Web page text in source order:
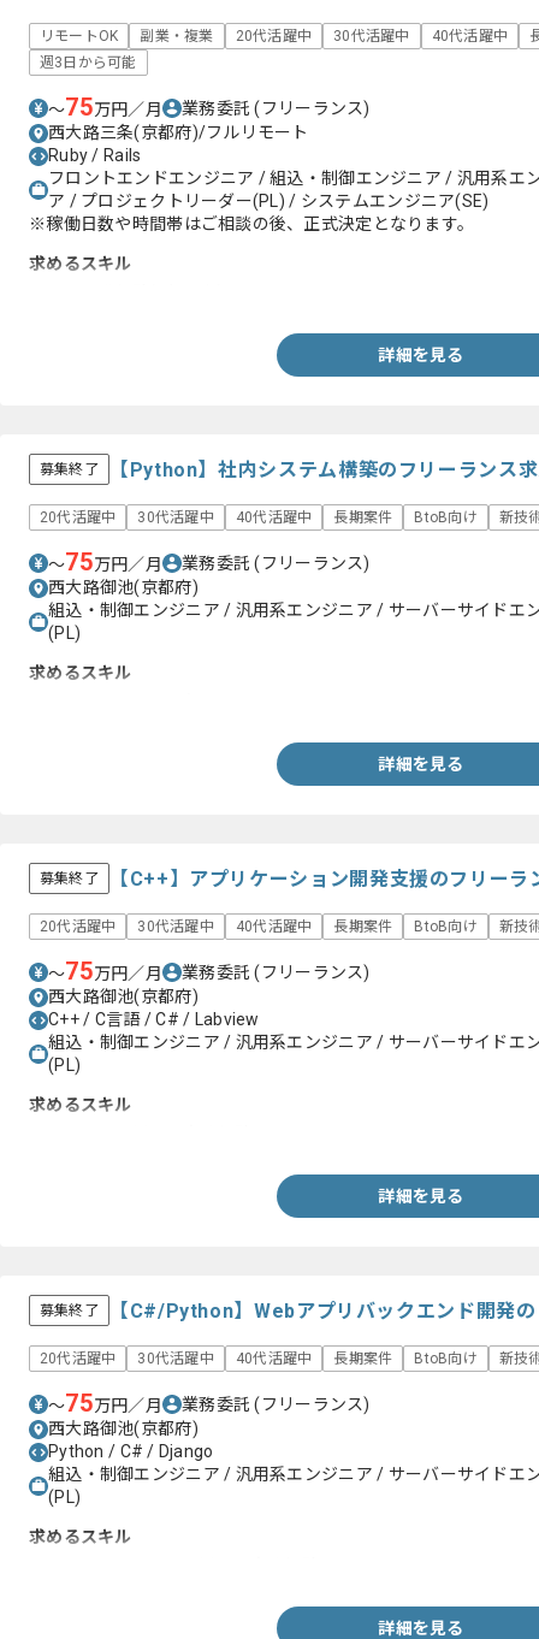
リモートOK 副業・複業 20代活躍中 30代活躍中 40代活躍中
週3日から可能
〜75万円／月 業務委託(フリーランス)
西大路三条(京都府)/フルリモート
Ruby / Rails
フロントエンドエンジニア / 組込・制御エンジニア / 汎用系エ
ア / プロジェクトリーダー(PL) / システムエンジニア(SE)
※稼働日数や時間帯はご相談の後、正式決定となります。
求めるスキル
詳細を見る
募集終了 【Python】社内システム構築のフリーランス
20代活躍中 30代活躍中 40代活躍中 長期案件 BtoB向け 新技
〜75万円／月 業務委託(フリーランス)
西大路御池(京都府)
組込・制御エンジニア / 汎用系エンジニア / サーバーサイドエ
(PL)
求めるスキル
詳細を見る
募集終了 【C++】アプリケーション開発支援のフリーラ
20代活躍中 30代活躍中 40代活躍中 長期案件 BtoB向け 新技
〜75万円／月 業務委託(フリーランス)
西大路御池(京都府)
C++ / C言語 / C# / Labview
組込・制御エンジニア / 汎用系エンジニア / サーバーサイドエ
(PL)
求めるスキル
詳細を見る
募集終了 【C#/Python】Webアプリバックエンド開発
20代活躍中 30代活躍中 40代活躍中 長期案件 BtoB向け 新技
〜75万円／月 業務委託(フリーランス)
西大路御池(京都府)
Python / C# / Django
組込・制御エンジニア / 汎用系エンジニア / サーバーサイドエ
(PL)
求めるスキル
詳細を見る